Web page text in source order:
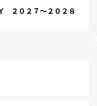
２０２７～２０２８